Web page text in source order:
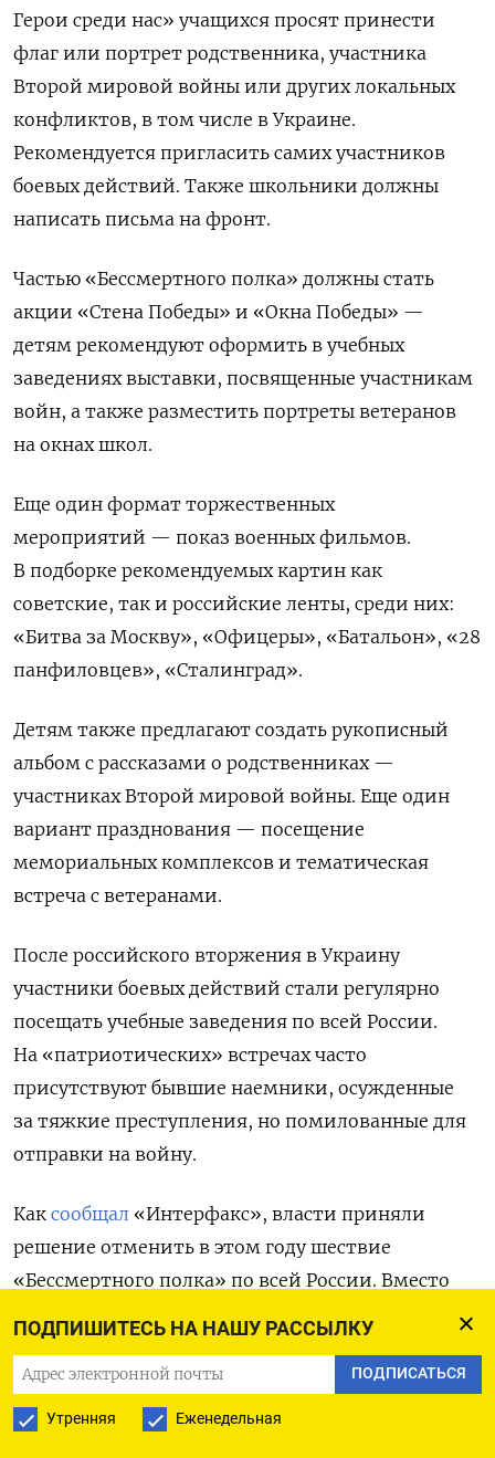
ПОДПИШИТЕСЬ НА НАШУ РАССЫЛКУ
ПОДПИСАТЬСЯ
Утренняя Еженедельная
Герои среди нас» учащихся просят принести
флаг или портрет родственника, участника
Второй мировой войны или других локальных
конфликтов, в том числе в Украине.
Рекомендуется пригласить самих участников
боевых действий. Также школьники должны
написать письма на фронт.
Частью «Бессмертного полка» должны стать
акции «Стена Победы» и «Окна Победы» —
детям рекомендуют оформить в учебных
заведениях выставки, посвященные участникам
войн, а также разместить портреты ветеранов
на окнах школ.
Еще один формат торжественных
мероприятий — показ военных фильмов.
В подборке рекомендуемых картин как
советские, так и российские ленты, среди них:
«Битва за Москву», «Офицеры», «Батальон», «28
панфиловцев», «Сталинград».
Детям также предлагают создать рукописный
альбом с рассказами о родственниках —
участниках Второй мировой войны. Еще один
вариант празднования — посещение
мемориальных комплексов и тематическая
встреча с ветеранами.
После российского вторжения в Украину
участники боевых действий стали регулярно
посещать учебные заведения по всей России.
На «патриотических» встречах часто
присутствуют бывшие наемники, осужденные
за тяжкие преступления, но помилованные для
отправки на войну.
Как сообщал «Интерфакс», власти приняли
решение отменить в этом году шествие
«Бессмертного полка» по всей России. Вместо
Великой Отечественной войны на автомобилях,
средствах водного и авиационного транспорта,